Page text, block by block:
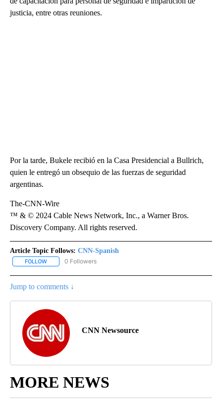
justicia, entre otras reuniones.
Por la tarde, Bukele recibió en la Casa Presidencial a Bullrich,
quien le entregó un obsequio de las fuerzas de seguridad
argentinas.
The-CNN-Wire
™ & © 2024 Cable News Network, Inc., a Warner Bros.
Discovery Company. All rights reserved.
Article Topic Follows: CNN-Spanish
FOLLOW FOLLOW "CNN-SPANISH" TO RECEIVE NOTIFICATIONS ABOUT
0 Followers
Jump to comments ↓
CNN Newsource
MORE NEWS